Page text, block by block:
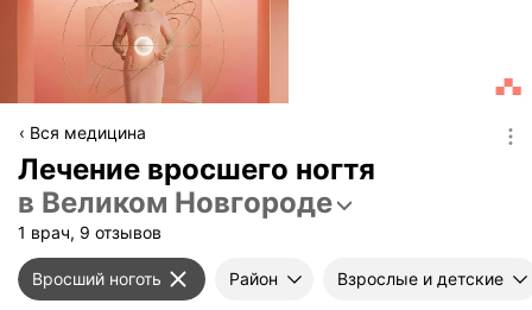
Вся медицина
Лечение вросшего ногтя
в Великом Новгороде
1 врач, 9 отзывов
Вросший ноготь Район Взрослые и детские